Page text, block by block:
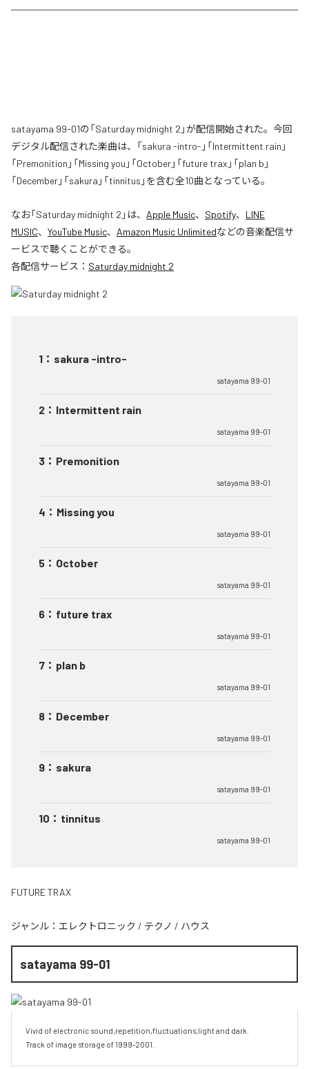
satayama 99-01の「Saturday midnight 2」が配信開始された。今回
デジタル配信された楽曲は、「sakura -intro-」「Intermittent rain」
「Premonition」「Missing you」「October」「future trax」「plan b」
「December」「sakura」「tinnitus」を含む全10曲となっている。
なお「Saturday midnight 2 」は、 Apple Music、 Spotify、 LINE
MUSIC、 YouTube Music、 Amazon Music Unlimitedなどの音楽配信サ
ービスで聴くことができる。
各配信サービス： Saturday midnight 2
1 ： sakura -intro-
satayama 99-01
2 ： Intermittent rain
satayama 99-01
3 ： Premonition
satayama 99-01
4 ： Missing you
satayama 99-01
5 ： October
satayama 99-01
6 ： future trax
satayama 99-01
7 ： plan b
satayama 99-01
8 ： December
satayama 99-01
9 ： sakura
satayama 99-01
10 ： tinnitus
satayama 99-01
FUTURE TRAX
ジャンル： エレクトロニック / テクノ / ハウス
satayama 99-01
Vivid of electronic sound,repetition,fluctuations,light and dark.
Track of image storage of 1999-2001.